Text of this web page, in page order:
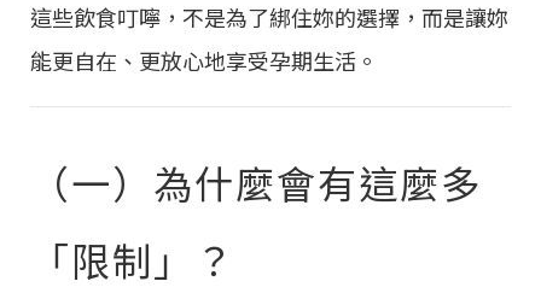
這些飲食叮嚀，不是為了綁住妳的選擇，而是讓妳
能更自在、更放心地享受孕期生活。
（一）為什麼會有這麼多
「限制」？